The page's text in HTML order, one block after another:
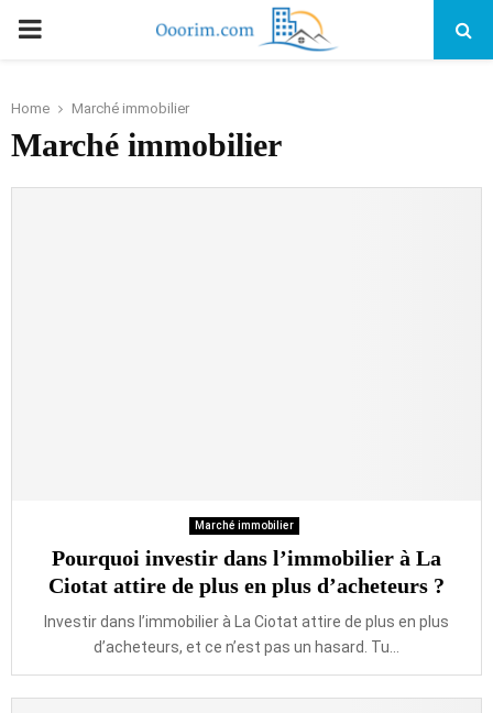
PRIMARY
Home Marché immobilier
Marché immobilier
Marché immobilier
Pourquoi investir dans l’immobilier à La
Ciotat attire de plus en plus d’acheteurs ?
Investir dans l’immobilier à La Ciotat attire de plus en plus
d’acheteurs, et ce n’est pas un hasard. Tu...